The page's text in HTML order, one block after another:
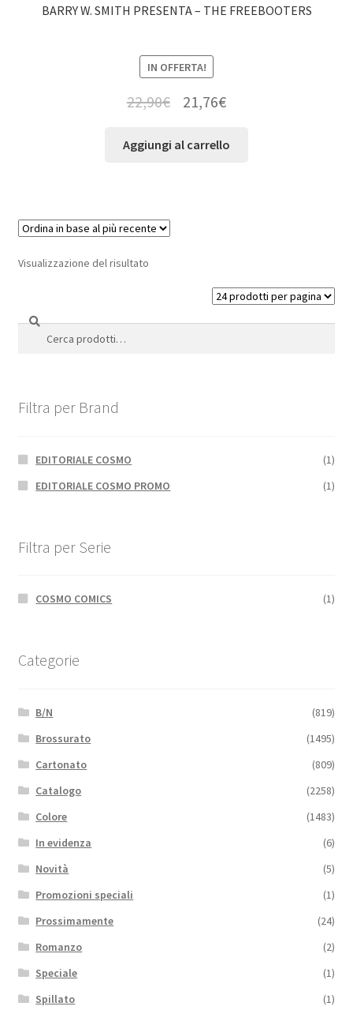
BARRY W. SMITH PRESENTA – THE FREEBOOTERS
IN OFFERTA!
22,90€ 21,76€
Aggiungi al carrello
Visualizzazione del risultato
Cerca:
Cerca
Filtra per Brand
EDITORIALE COSMO
(1)
EDITORIALE COSMO PROMO
(1)
Filtra per Serie
COSMO COMICS (1)
Categorie
B/N
(819)
Brossurato
(1495)
Cartonato
(809)
Catalogo
(2258)
Colore
(1483)
In evidenza
(6)
Novità
(5)
Promozioni speciali
(1)
Prossimamente
(24)
Romanzo
(2)
Speciale
(1)
Spillato
(1)